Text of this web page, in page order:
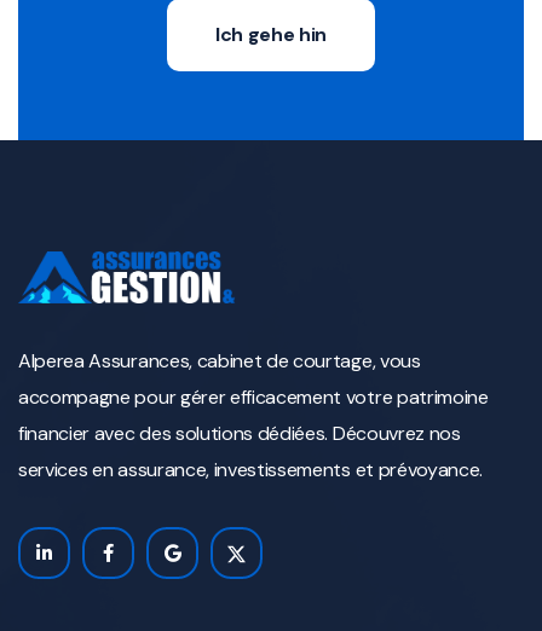
Ich gehe hin
Alperea Assurances, cabinet de courtage, vous
accompagne pour gérer efficacement votre patrimoine
financier avec des solutions dédiées. Découvrez nos
services en assurance, investissements et prévoyance.